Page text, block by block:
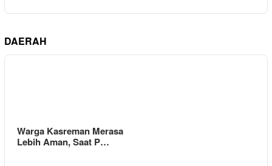
DAERAH
Warga Kasreman Merasa
Lebih Aman, Saat P…